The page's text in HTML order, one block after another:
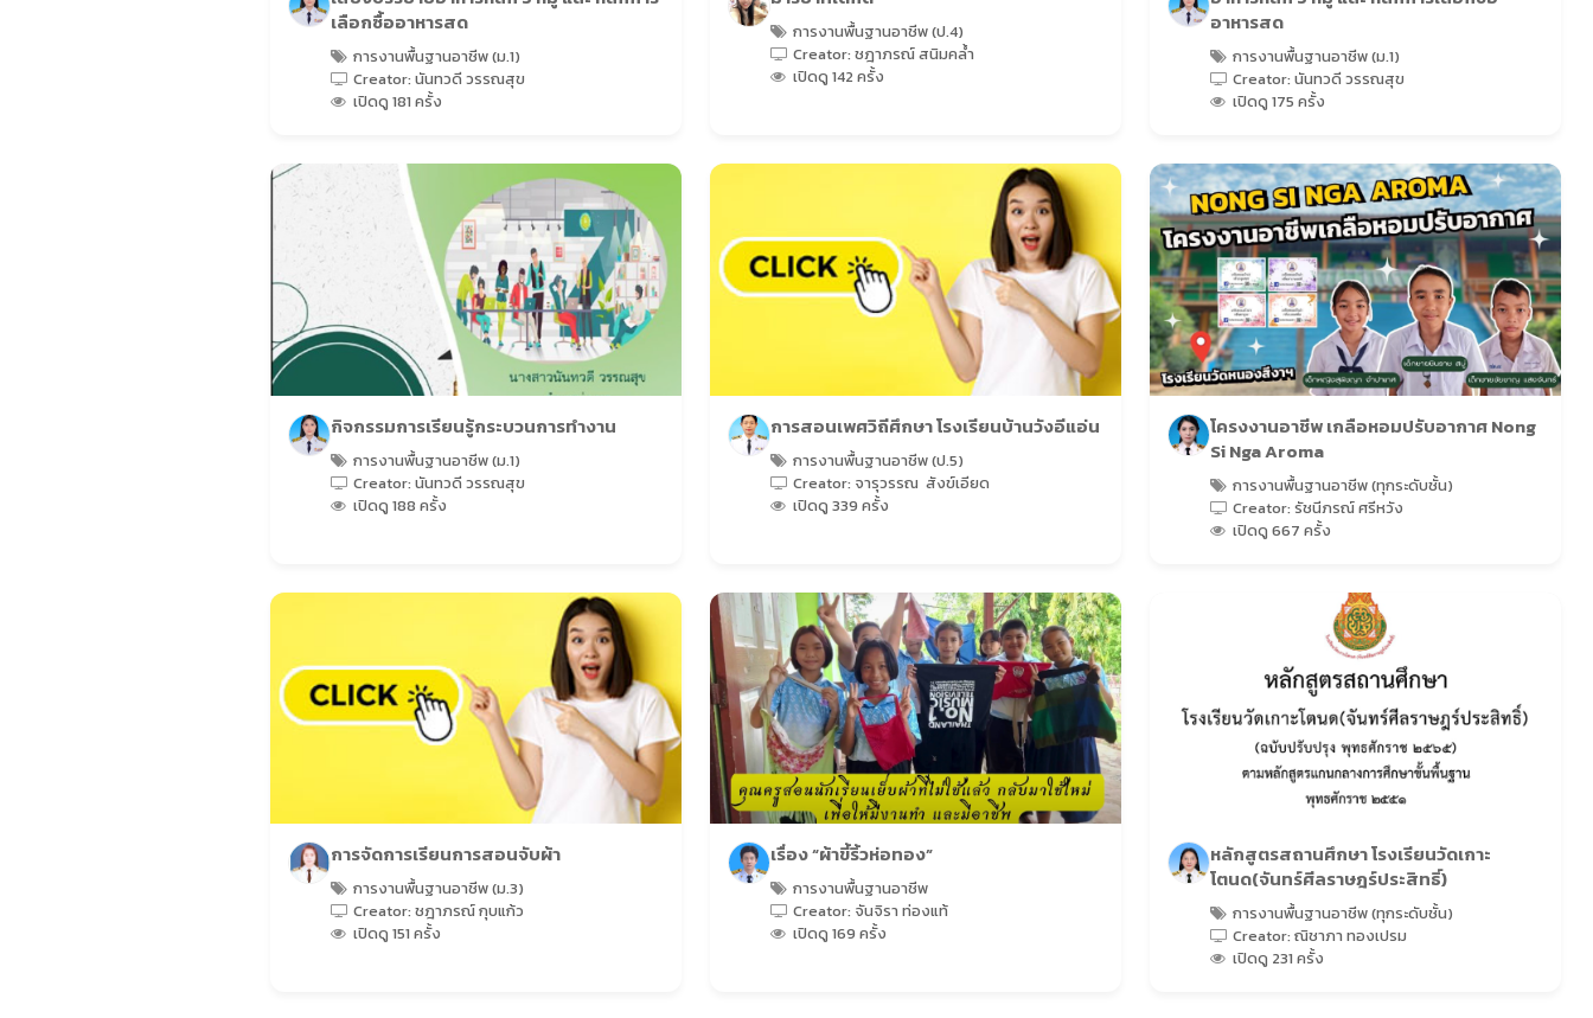
เลือกซื้ออาหารสด
การงานพื้นฐานอาชีพ (ม.1)
Creator: นันทวดี วรรณสุข
เปิดดู 181 ครั้ง
การงานพื้นฐานอาชีพ (ป.4)
Creator: ชฎาภรณ์ สนิมคล้ำ
เปิดดู 142 ครั้ง
อาหารสด
การงานพื้นฐานอาชีพ (ม.1)
Creator: นันทวดี วรรณสุข
เปิดดู 175 ครั้ง
กิจกรรมการเรียนรู้กระบวนการทำงาน
การงานพื้นฐานอาชีพ (ม.1)
Creator: นันทวดี วรรณสุข
เปิดดู 188 ครั้ง
การสอนเพศวิถีศึกษา โรงเรียนบ้านวังอีแอ่น
การงานพื้นฐานอาชีพ (ป.5)
Creator: จารุวรรณ สังข์เอียด
เปิดดู 339 ครั้ง
โครงงานอาชีพ เกลือหอมปรับอากาศ Nong
Si Nga Aroma
การงานพื้นฐานอาชีพ (ทุกระดับชั้น)
Creator: รัชนีภรณ์ ศรีหวัง
เปิดดู 667 ครั้ง
การจัดการเรียนการสอนจับผ้า
การงานพื้นฐานอาชีพ (ม.3)
Creator: ชฎาภรณ์ กุบแก้ว
เปิดดู 151 ครั้ง
เรื่อง “ผ้าขี้ริ้วห่อทอง”
การงานพื้นฐานอาชีพ
Creator: จันจิรา ท่องแท้
เปิดดู 169 ครั้ง
หลักสูตรสถานศึกษา โรงเรียนวัดเกาะ
โตนด(จันทร์ศีลราษฎร์ประสิทธิ์)
การงานพื้นฐานอาชีพ (ทุกระดับชั้น)
Creator: ณิชาภา ทองเปรม
เปิดดู 231 ครั้ง